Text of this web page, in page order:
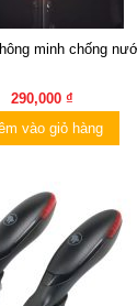
minh chống
290,000 ₫
vào giỏ hàng